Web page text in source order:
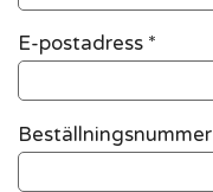
E-postadress *
Beställningsnummer